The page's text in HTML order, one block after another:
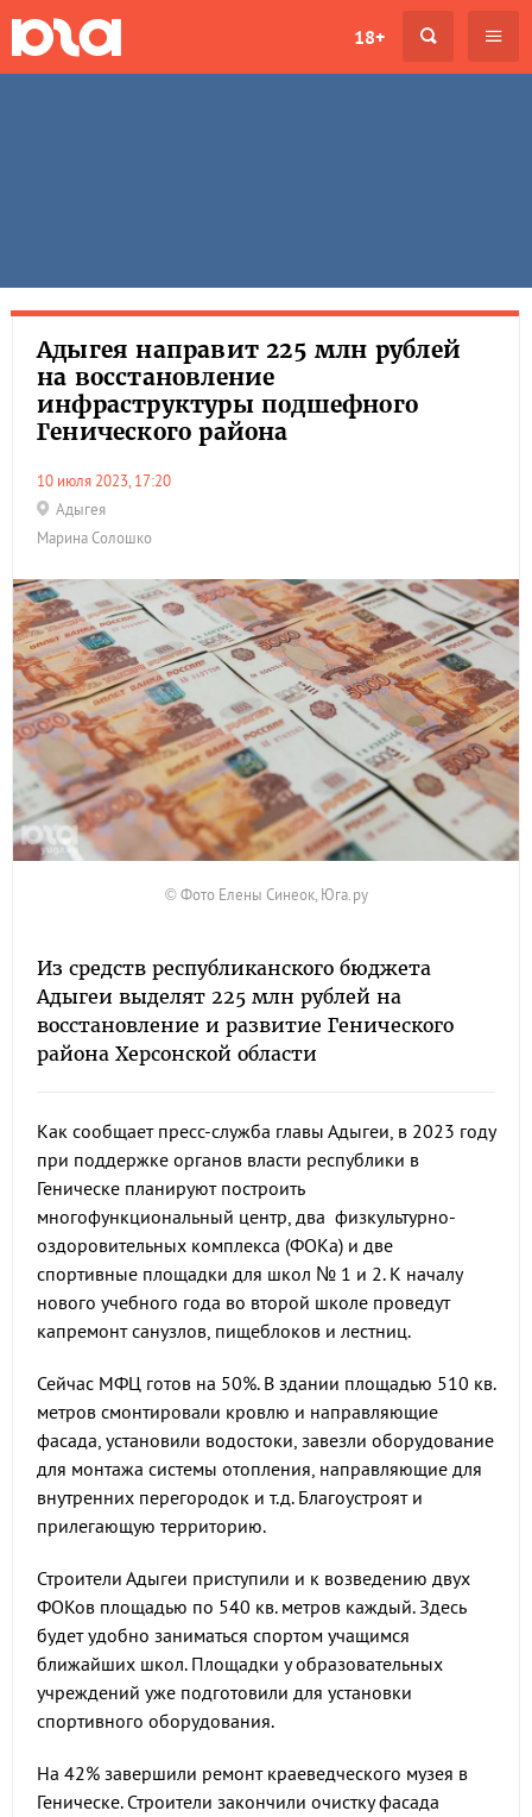
18+
Адыгея направит 225 млн рублей
на восстановление
инфраструктуры подшефного
Генического района
10 июля 2023, 17:20
Адыгея
Марина Солошко
© Фото Елены Синеок, Юга.ру
Из средств республиканского бюджета
Адыгеи выделят 225 млн рублей на
восстановление и развитие Генического
района Херсонской области
Как сообщает пресс-служба главы Адыгеи, в 2023 году
при поддержке органов власти республики в
Геническе планируют построить
многофункциональный центр, два физкультурно-
оздоровительных комплекса (ФОКа) и две
спортивные площадки для школ № 1 и 2. К началу
нового учебного года во второй школе проведут
капремонт санузлов, пищеблоков и лестниц.
Сейчас МФЦ готов на 50%. В здании площадью 510 кв.
метров смонтировали кровлю и направляющие
фасада, установили водостоки, завезли оборудование
для монтажа системы отопления, направляющие для
внутренних перегородок и т.д. Благоустроят и
прилегающую территорию.
Строители Адыгеи приступили и к возведению двух
ФОКов площадью по 540 кв. метров каждый. Здесь
будет удобно заниматься спортом учащимся
ближайших школ. Площадки у образовательных
учреждений уже подготовили для установки
спортивного оборудования.
На 42% завершили ремонт краеведческого музея в
Геническе. Строители закончили очистку фасада